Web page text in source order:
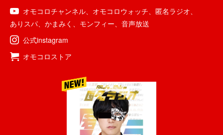
オモコロチャンネル
オモコロウォッチ 匿名ラジオ
ありスパ
かまみく モンフィー
音声放送
公式instagram
オモコロストア